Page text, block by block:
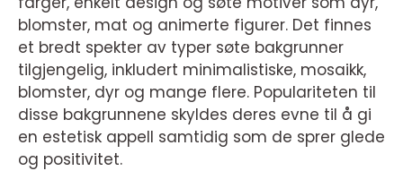
blomster, mat og animerte figurer. Det finnes
et bredt spekter av typer søte bakgrunner
tilgjengelig, inkludert minimalistiske, mosaikk,
blomster, dyr og mange flere. Populariteten til
disse bakgrunnene skyldes deres evne til å gi
en estetisk appell samtidig som de sprer glede
og positivitet.